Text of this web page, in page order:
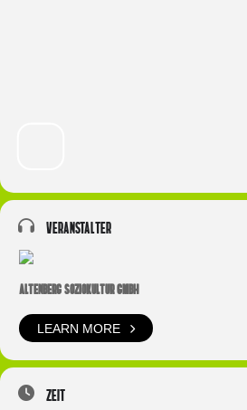
Veranstalter
ALTENBERG SOZIOKULTUR GMBH
LEARN MORE
Zeit